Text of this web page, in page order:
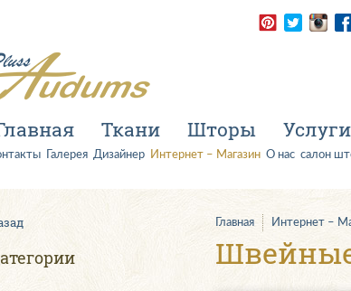
Ткани Шторы Услуги
Галерея Дизайнер Интернет – Магазин О нас салон
Главная Интернет –